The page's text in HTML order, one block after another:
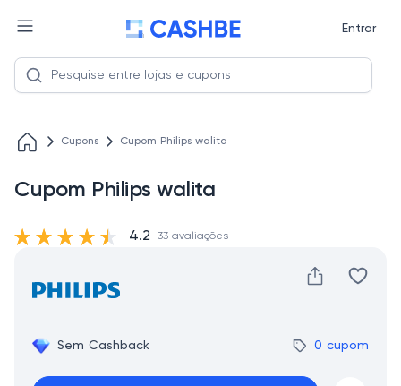
Entrar
Cupons Cupom Philips walita
Cupom Philips walita
Sem Cashback 0 cupom
4.2 33 avaliações